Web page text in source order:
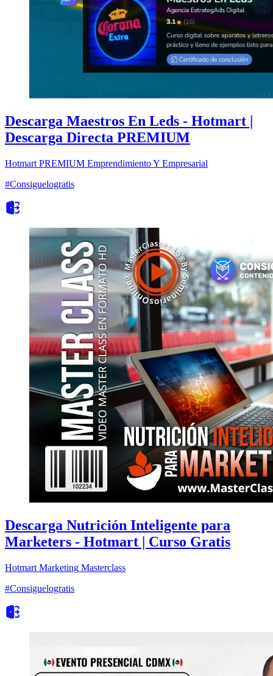
Descarga Maestros En Leds - Hotmart |
Descarga Directa PREMIUM
Hotmart PREMIUM Emprendimiento Y Empresarial
#Consiguelogratis
Descarga Nutrición Inteligente para
Marketers - Hotmart | Curso Gratis
Hotmart Marketing Masterclass
#Consiguelogratis